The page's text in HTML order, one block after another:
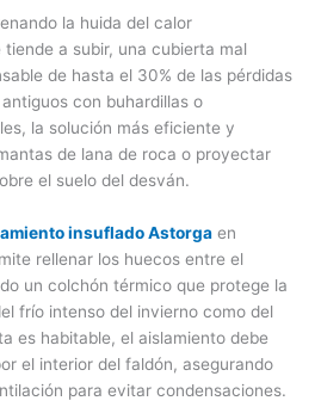
la huida del calor
a subir, una cubierta mal
de hasta el 30% de las pérdidas
con buhardillas o
la solución más eficiente y
de lana de roca o proyectar
el suelo del desván.
insuflado Astorga en
rellenar los huecos entre el
un colchón térmico que protege la
frío intenso del invierno como del
es habitable, el aislamiento debe
el interior del faldón, asegurando
para evitar condensaciones.